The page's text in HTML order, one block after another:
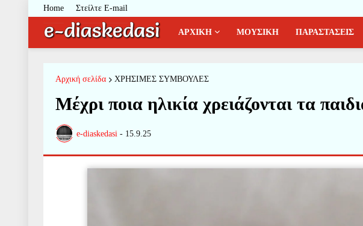
Home Στείλτε E-mail
ΑΡΧΙΚΗ ΜΟΥΣΙΚΗ ΠΑΡΑΣΤΑΣΕΙΣ
Αρχική σελίδα ΧΡΗΣΙΜΕΣ ΣΥΜΒΟΥΛΕΣ
Μέχρι ποια ηλικία χρειάζονται τα
e-diaskedasi - 15.9.25